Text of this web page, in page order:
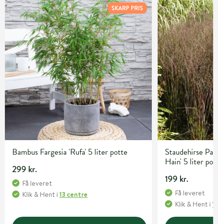
SKARP PRIS
Bambus Fargesia 'Rufa' 5 liter potte
299 kr.
Få leveret
Klik & Hent i 13 centre
Staudehirse
Hain' 5 liter
199 kr.
Få leveret
Klik & Hent i